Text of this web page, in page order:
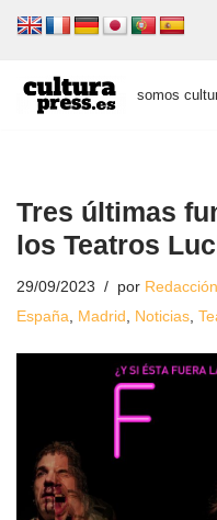
al
contenido
somos
Tres últimas
los Teatros
29/09/2023 por
España
Madrid Noticias